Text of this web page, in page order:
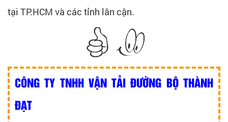
tại TP.HCM và các tỉnh lân cận.
CÔNG TY TNHH VẬN TẢI ĐƯỜNG BỘ THÀNH
ĐẠT